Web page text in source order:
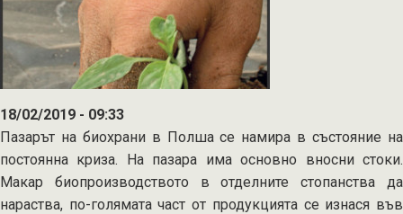
18/02/2019 - 09:33
Пазарът на биохрани в Полша се намира в състояние на
постоянна криза. На пазара има основно вносни стоки.
Макар биопроизводството в отделните стопанства да
нараства, по-голямата част от продукцията се изнася във